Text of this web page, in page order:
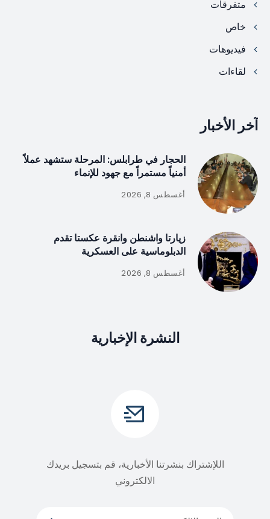
متفرقات
خاص
فيديوهات
لقاءات
آخر الأخبار
الحجار في طرابلس: المرحلة ستشهد عملاً
أمنياً مستمراً مع جهود للإنماء
أغسطس 8, 2026
زيارتا واشنطن وانقرة عكستا تقدم
الدبلوماسية على العسكرية
أغسطس 8, 2026
النشرة الإخبارية
اللإشتراك بنشرتنا الأخبارية، قم بتسجيل بريدك
الالكتروني